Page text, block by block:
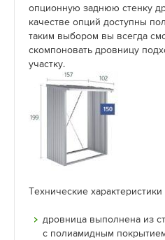
опционную заднюю стенку
качестве опций доступны
таким выбором вы всегда
скомпоновать дровницу
участку.
Технические
дровница выполнена из
с полиамидным